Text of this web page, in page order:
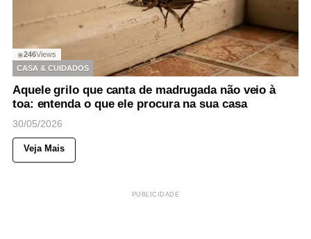
◉246Views
CASA & CUIDADOS
Aquele grilo que canta de madrugada não veio à
toa: entenda o que ele procura na sua casa
30/05/2026
Veja Mais
PUBLICIDADE